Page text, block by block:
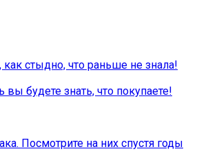
стыдно, что раньше не знала!
будете знать, что покупаете!
Посмотрите на них спустя годы